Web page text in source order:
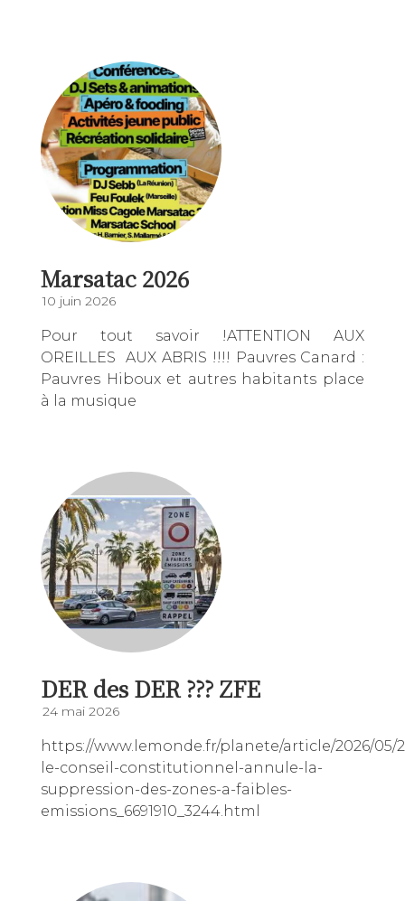
Marsatac 2026
10 juin 2026
Pour tout savoir !ATTENTION AUX
OREILLES AUX ABRIS !!!! Pauvres Canard :
Pauvres Hiboux et autres habitants place
à la musique
DER des DER ??? ZFE
24 mai 2026
https://www.lemonde.fr/planete/article/2026/05/
le-conseil-constitutionnel-annule-la-
suppression-des-zones-a-faibles-
emissions_6691910_3244.html